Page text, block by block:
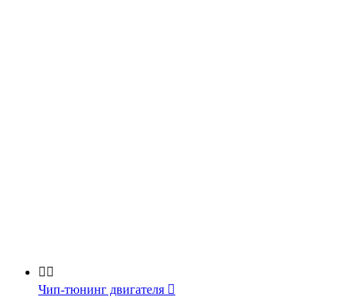
 
Чип-тюнинг двигателя 